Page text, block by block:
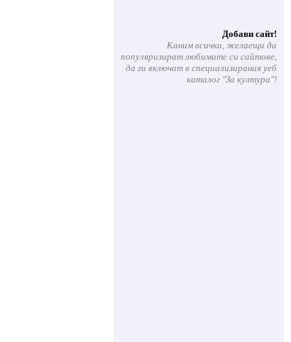
Добави сайт!
Каним всички, желаещи да
популяризират любимите си сайтове,
да ги включат в специализирания уеб
каталог "За култура"!